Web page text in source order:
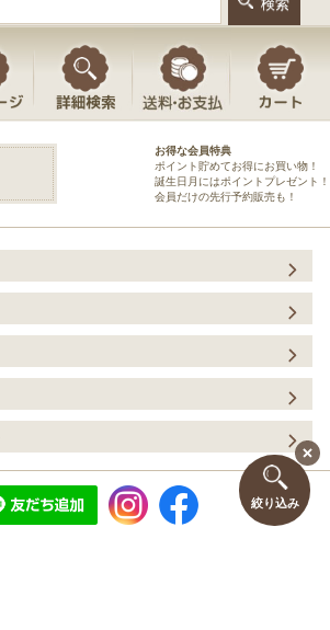
絞り込み
お得な会員特典
ポイント貯めてお得にお買い物！
誕生日月にはポイントプレゼント！
会員だけの先行予約販売も！